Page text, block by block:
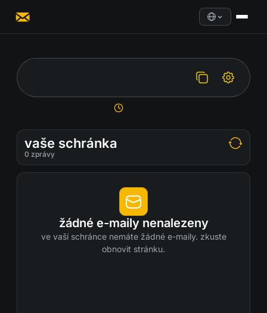
vaše schránka
0 zprávy
žádné e-maily nenalezeny
ve vaší schránce nemáte žádné e-maily. zkuste
obnovit stránku.